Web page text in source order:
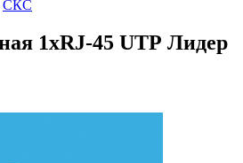
СКС
1хRJ-45 UTP Лидер